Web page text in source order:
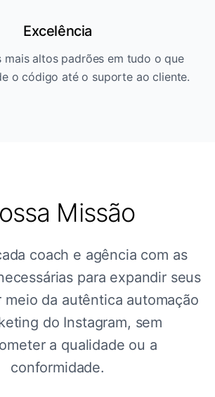
Excelência
mais altos padrões em tudo o que
o código até o suporte ao cliente.
Missão
coach e agência com as
para expandir seus
meio da autêntica automação
do Instagram, sem
a qualidade ou a
conformidade.